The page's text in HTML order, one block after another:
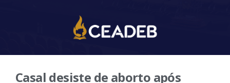
Casal desiste de aborto após